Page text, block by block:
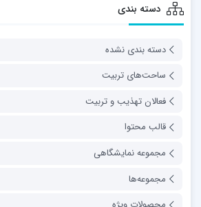
دسته بندی
دسته بندی نشده
ساحت‌های تربیت
فعالان تهذیب و تربیت
قالب محتوا
مجموعه نمایشگاهی
مجموعه‌ها